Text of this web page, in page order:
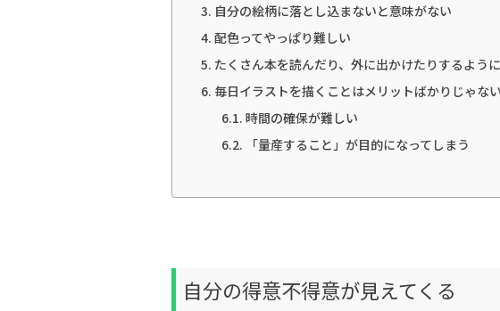
自分の絵柄に落とし込まないと意味がない
配色ってやっぱり難しい
たくさん本を読んだり、外に出かけたりするよう
毎日イラストを描くことはメリットばかりじゃない
時間の確保が難しい
「量産すること」が目的になってしまう
自分の得意不得意が見えてくる